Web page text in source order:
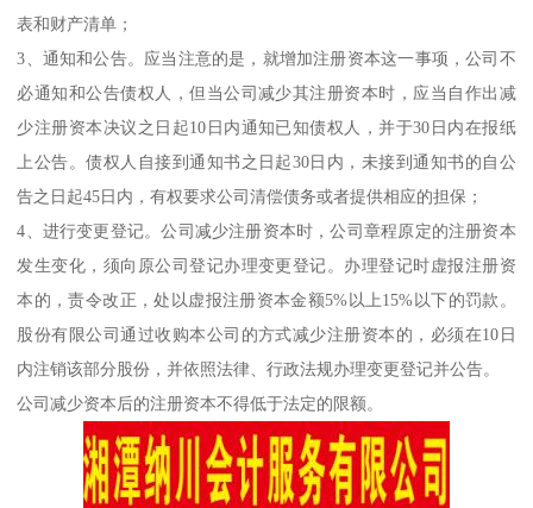
表和财产清单；
3、通知和公告。应当注意的是，就增加注册资本这一事项，公司不
必通知和公告债权人，但当公司减少其注册资本时，应当自作出减
少注册资本决议之日起10日内通知已知债权人，并于30日内在报纸
上公告。债权人自接到通知书之日起30日内，未接到通知书的自公
告之日起45日内，有权要求公司清偿债务或者提供相应的担保；
4、进行变更登记。公司减少注册资本时，公司章程原定的注册资本
发生变化，须向原公司登记办理变更登记。办理登记时虚报注册资
本的，责令改正，处以虚报注册资本金额5%以上15%以下的罚款。
股份有限公司通过收购本公司的方式减少注册资本的，必须在10日
内注销该部分股份，并依照法律、行政法规办理变更登记并公告。
公司减少资本后的注册资本不得低于法定的限额。